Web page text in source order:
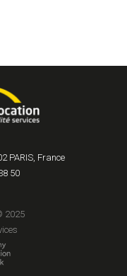
PARIS, France
50
2025